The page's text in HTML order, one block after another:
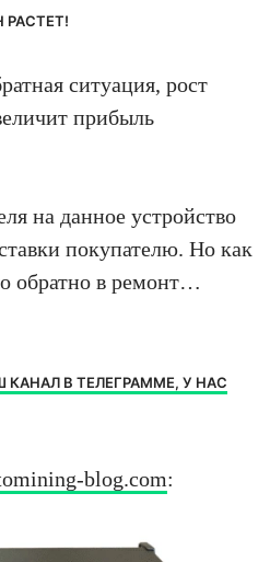
РАСТЕТ!
ситуация, рост
прибыль
на данное устройство
покупателю. Но как
обратно в ремонт…
В ТЕЛЕГРАММЕ, У НАС
blog.com: